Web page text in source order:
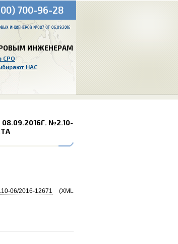
700-96-28
ИНЖЕНЕРАМ
СРО
НАС
№2.10-
06/2016-12671
(XML